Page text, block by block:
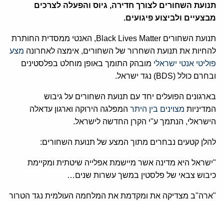
תנועת השחורים לצורך חדירה, גיוס והפעלה לצרכים
מבצעיים ולביצוע פיגועים.
תנועת השחורים Black Lives Matter, האנטי ממסדית החותרת
להחיות את תנועת השחרור של השחורים, אימצה לאחרונה מצע
פוליטי אנטי ישראלי מובהק התומך באופן מוחלט בפלסטינים
ובחרם כולל (BDS) נגד ישראל.
בארגונים הפועלים יחד עם תנועת השחורים על גיבוש
המדיניות מצוינים בין היתר המפלגה הירוקה וארגון עדאלה
הישראלי, הנתמך ע"י הקרן החדשה לישראל.
להלן קטעים נבחרים מתוך המצע של תנועת השחורים:
"ישראל היא מדינה אשר מיישמת אפלייה שיטתית ומקיימת
כיבוש צבאי של פלסטין במשך עשרות שנים…
"ארה"ב מצדיקה את ומקדמת את המלחמה העולמית נגד הטרור